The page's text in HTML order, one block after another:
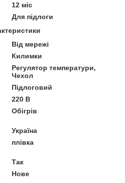
12 міс
Для підлоги
Від мережі
Килимки
Регулятор температури,
Чехол
Підлоговий
220 В
Обігрів
Україна
плівка
Так
Нове